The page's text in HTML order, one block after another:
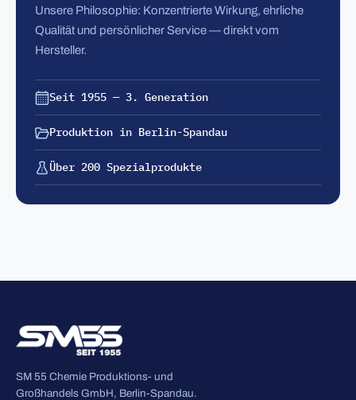
Unsere Philosophie: Konzentrierte Wirkung, ehrliche
Qualität und persönlicher Service — direkt vom
Hersteller.
Seit 1955 — 3. Generation
Produktion in Berlin-Spandau
Über 200 Spezialprodukte
SM 55 Chemie Produktions- und
Großhandels GmbH, Berlin-Spandau.